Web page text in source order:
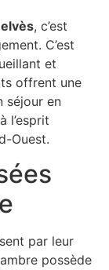
, c’est
C’est
et
offrent une
séjour en
l’esprit
Ouest.
par leur
possède